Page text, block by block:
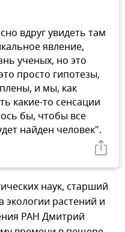
вдруг увидеть там
явление,
ученых, но это
просто гипотезы,
и мы, как
какие-то сенсации
бы, чтобы все
найден человек".
наук, старший
экологии растений и
РАН Дмитрий